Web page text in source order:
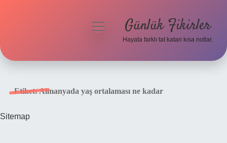
menüyü
Günlük Fikirler
Hayata farklı tat katan kısa notlar.
Etiket:Almanyada yaş ortalaması ne kadar
Sitemap